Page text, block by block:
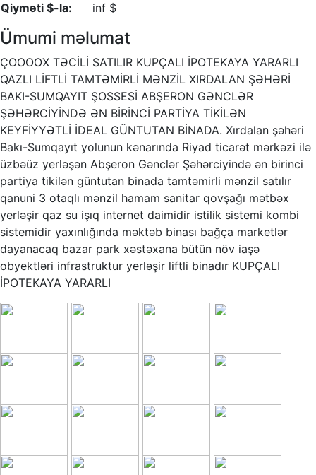
Qiyməti $-la: inf $
Ümumi məlumat
ÇOOOOX TƏCİLİ SATILIR KUPÇALI İPOTEKAYA YARARLI
QAZLI LİFTLİ TAMTƏMİRLİ MƏNZİL XIRDALAN ŞƏHƏRİ
BAKI-SUMQAYIT ŞOSSESİ ABŞERON GƏNCLƏR
ŞƏHƏRCİYİNDƏ ƏN BİRİNCİ PARTİYA TİKİLƏN
KEYFİYYƏTLİ İDEAL GÜNTUTAN BİNADA. Xırdalan şəhəri
Bakı-Sumqayıt yolunun kənarında Riyad ticarət mərkəzi ilə
üzbəüz yerləşən Abşeron Gənclər Şəhərciyində ən birinci
partiya tikilən güntutan binada tamtəmirli mənzil satılır
qanuni 3 otaqlı mənzil hamam sanitar qovşağı mətbəx
yerləşir qaz su işıq internet daimidir istilik sistemi kombi
sistemidir yaxınlığında məktəb binası bağça marketlər
dayanacaq bazar park xəstəxana bütün növ iaşə
obyektləri infrastruktur yerləşir liftli binadır KUPÇALI
İPOTEKAYA YARARLI